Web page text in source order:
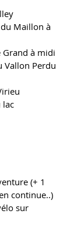
Maillon à
Grand à midi
Vallon Perdu
lac
(+ 1
continue..)
sur